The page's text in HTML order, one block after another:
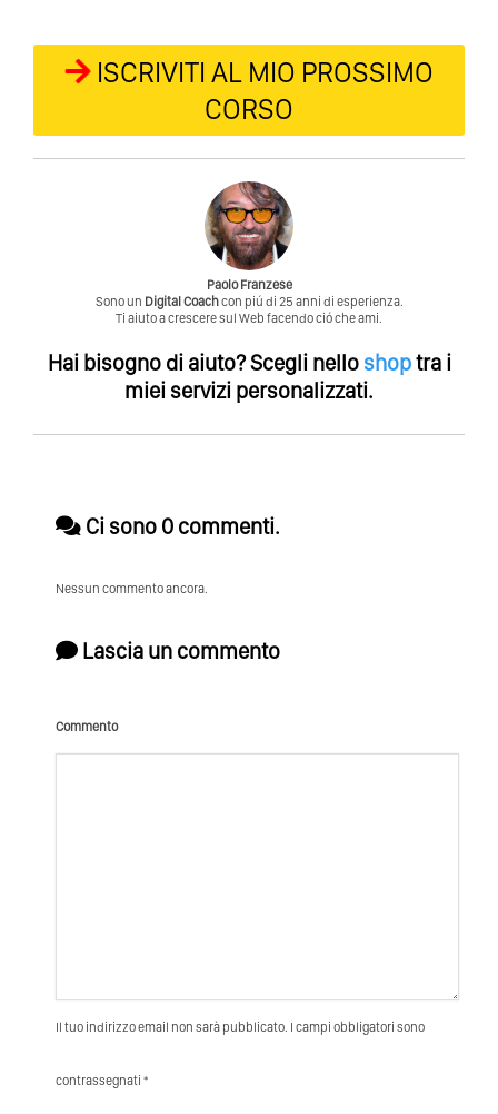
ISCRIVITI AL MIO PROSSIMO
CORSO
Paolo Franzese
Sono un Digital Coachcon piú di 25 anni di esperienza.
Ti aiuto a crescere sul Web facendo ció che ami.
Hai bisogno di aiuto?Scegli nello shoptra i
miei servizi personalizzati.
Ci sono 0 commenti.
Nessun commento ancora.
Lascia un commento
Commento
Il tuo indirizzo email non sarà pubblicato. I campi obbligatori sono
contrassegnati *